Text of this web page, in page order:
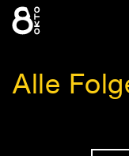
Zum
Inhalt
Alle